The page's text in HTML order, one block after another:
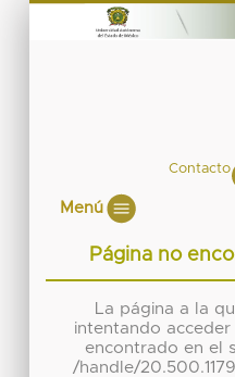
Contacto
Menú
Página no
La página a la
intentando acceder
encontrado en el
/handle/